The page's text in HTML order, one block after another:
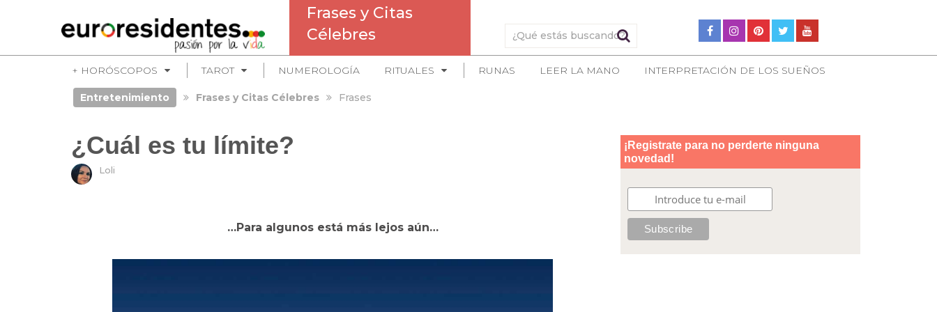
Frases y Citas
Célebres
+ HORÓSCOPOS TAROT NUMEROLOGÍA RITUALES RUNAS LEER LA MANO INTERPRETACIÓN DE LOS SUEÑOS
Entretenimiento Frases y Citas Célebres Frases
¿Cuál es tu límite?
Loli
…Para algunos está más lejos aún…